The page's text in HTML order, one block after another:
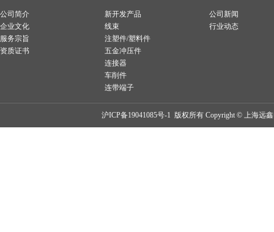
沪ICP备19041085号-1 版权所有 Copyright © 上海远
连带端子
新开发产品
线束
注塑件/塑料件
五金冲压件
连接器
车削件
行业动态
公司新闻
公司简介
企业文化
服务宗旨
资质证书